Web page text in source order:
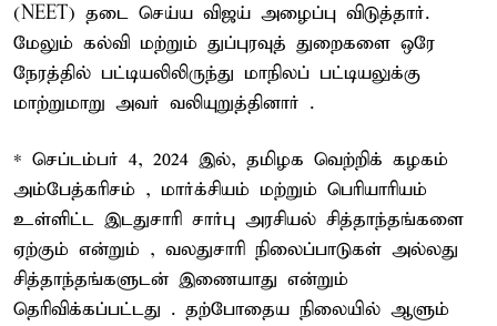
(NEET) தடை செய்ய விஜய் அழைப்பு விடுத்தார்.
மேலும் கல்வி மற்றும் துப்புரவுத் துறைகளை ஒரே
நேரத்தில் பட்டியலிலிருந்து மாநிலப் பட்டியலுக்கு
மாற்றுமாறு அவர் வலியுறுத்தினார் .
* செப்டம்பர் 4, 2024 இல், தமிழக வெற்றிக் கழகம்
அம்பேத்கரிசம் , மார்க்சியம் மற்றும் பெரியாரியம்
உள்ளிட்ட இடதுசாரி சார்பு அரசியல் சித்தாந்தங்களை
ஏற்கும் என்றும் , வலதுசாரி நிலைப்பாடுகள் அல்லது
சித்தாந்தங்களுடன் இணையாது என்றும்
தெரிவிக்கப்பட்டது . தற்போதைய நிலையில் ஆளும்